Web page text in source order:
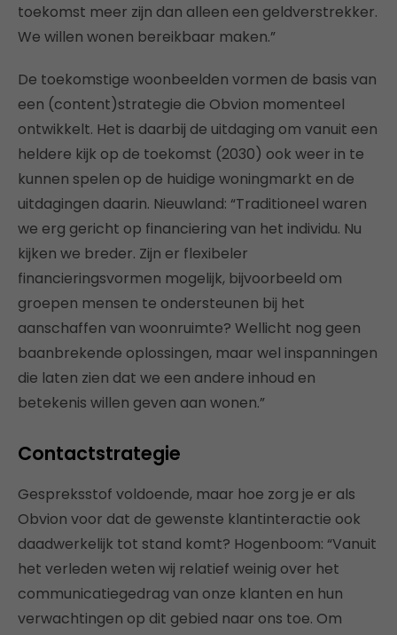
toekomst meer zijn dan alleen een geldverstrekker.
We willen wonen bereikbaar maken.”
De toekomstige woonbeelden vormen de basis van
een (content)strategie die Obvion momenteel
ontwikkelt. Het is daarbij de uitdaging om vanuit een
heldere kijk op de toekomst (2030) ook weer in te
kunnen spelen op de huidige woningmarkt en de
uitdagingen daarin. Nieuwland: “Traditioneel waren
we erg gericht op financiering van het individu. Nu
kijken we breder. Zijn er flexibeler
financieringsvormen mogelijk, bijvoorbeeld om
groepen mensen te ondersteunen bij het
aanschaffen van woonruimte? Wellicht nog geen
baanbrekende oplossingen, maar wel inspanningen
die laten zien dat we een andere inhoud en
betekenis willen geven aan wonen.”
Contactstrategie
Gespreksstof voldoende, maar hoe zorg je er als
Obvion voor dat de gewenste klantinteractie ook
daadwerkelijk tot stand komt? Hogenboom: “Vanuit
het verleden weten wij relatief weinig over het
communicatiegedrag van onze klanten en hun
verwachtingen op dit gebied naar ons toe. Om